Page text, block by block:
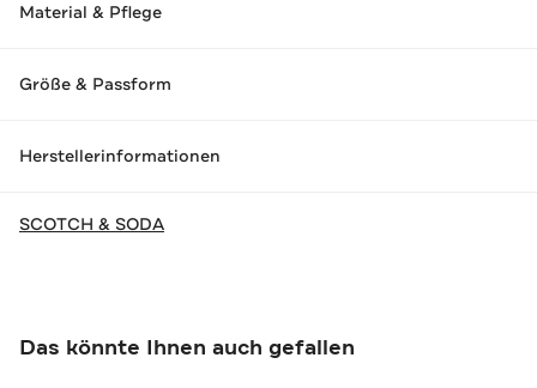
Material & Pflege
Größe & Passform
Herstellerinformationen
SCOTCH & SODA
Das könnte Ihnen auch gefallen